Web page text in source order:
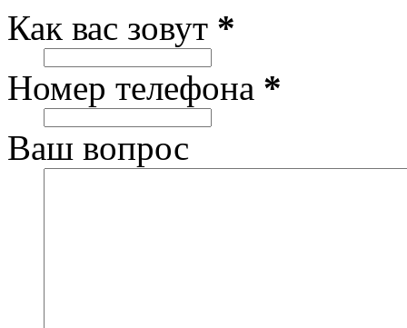
Как вас зовут *
Номер телефона *
Ваш вопрос